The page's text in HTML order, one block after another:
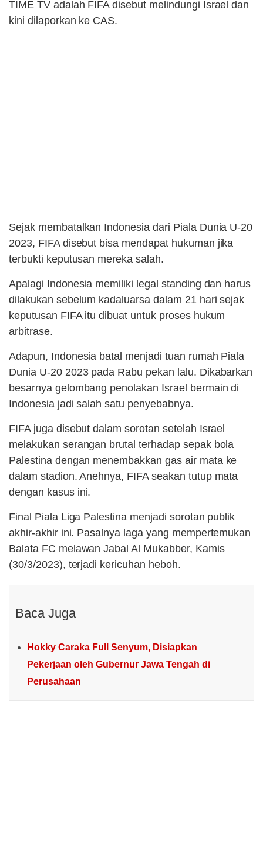
TIME TV adalah FIFA disebut melindungi Israel dan
kini dilaporkan ke CAS.
Sejak membatalkan Indonesia dari Piala Dunia U-20
2023, FIFA disebut bisa mendapat hukuman jika
terbukti keputusan mereka salah.
Apalagi Indonesia memiliki legal standing dan harus
dilakukan sebelum kadaluarsa dalam 21 hari sejak
keputusan FIFA itu dibuat untuk proses hukum
arbitrase.
Adapun, Indonesia batal menjadi tuan rumah Piala
Dunia U-20 2023 pada Rabu pekan lalu. Dikabarkan
besarnya gelombang penolakan Israel bermain di
Indonesia jadi salah satu penyebabnya.
FIFA juga disebut dalam sorotan setelah Israel
melakukan serangan brutal terhadap sepak bola
Palestina dengan menembakkan gas air mata ke
dalam stadion. Anehnya, FIFA seakan tutup mata
dengan kasus ini.
Final Piala Liga Palestina menjadi sorotan publik
akhir-akhir ini. Pasalnya laga yang mempertemukan
Balata FC melawan Jabal Al Mukabber, Kamis
(30/3/2023), terjadi kericuhan heboh.
Baca Juga
Hokky Caraka Full Senyum, Disiapkan
Pekerjaan oleh Gubernur Jawa Tengah di
Perusahaan